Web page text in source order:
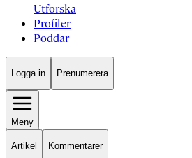
Utforska
Profiler
Poddar
Logga in Prenumerera
Meny
Artikel Kommentarer